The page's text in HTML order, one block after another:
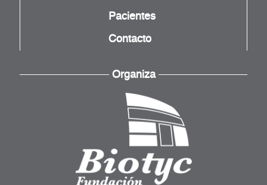
Pacientes
Contacto
Organiza